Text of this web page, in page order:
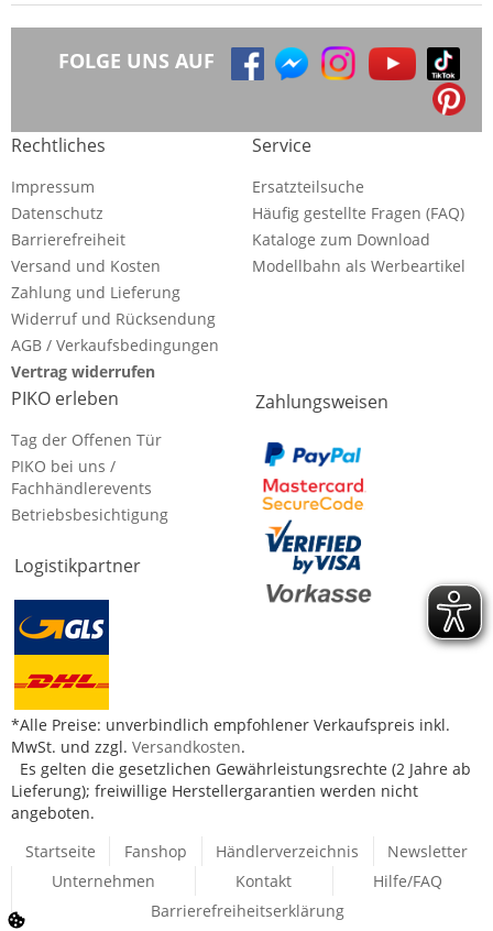
FOLGE UNS AUF
Rechtliches
Impressum
Datenschutz
Barrierefreiheit
Versand und Kosten
Zahlung und Lieferung
Widerruf und Rücksendung
AGB / Verkaufsbedingungen
Vertrag widerrufen
Service
Ersatzteilsuche
Häufig gestellte Fragen (FAQ)
Kataloge zum Download
Modellbahn als Werbeartikel
PIKO erleben
Tag der Offenen Tür
PIKO bei uns /
Fachhändlerevents
Betriebsbesichtigung
Logistikpartner
Zahlungsweisen
*Alle Preise: unverbindlich empfohlener Verkaufspreis inkl.
MwSt. und zzgl. Versandkosten.
Es gelten die gesetzlichen Gewährleistungsrechte (2 Jahre ab
Lieferung); freiwillige Herstellergarantien werden nicht
angeboten.
Startseite
Fanshop Händlerverzeichnis
Newsletter
Unternehmen
Kontakt
Hilfe/FAQ
Barrierefreiheitserklärung